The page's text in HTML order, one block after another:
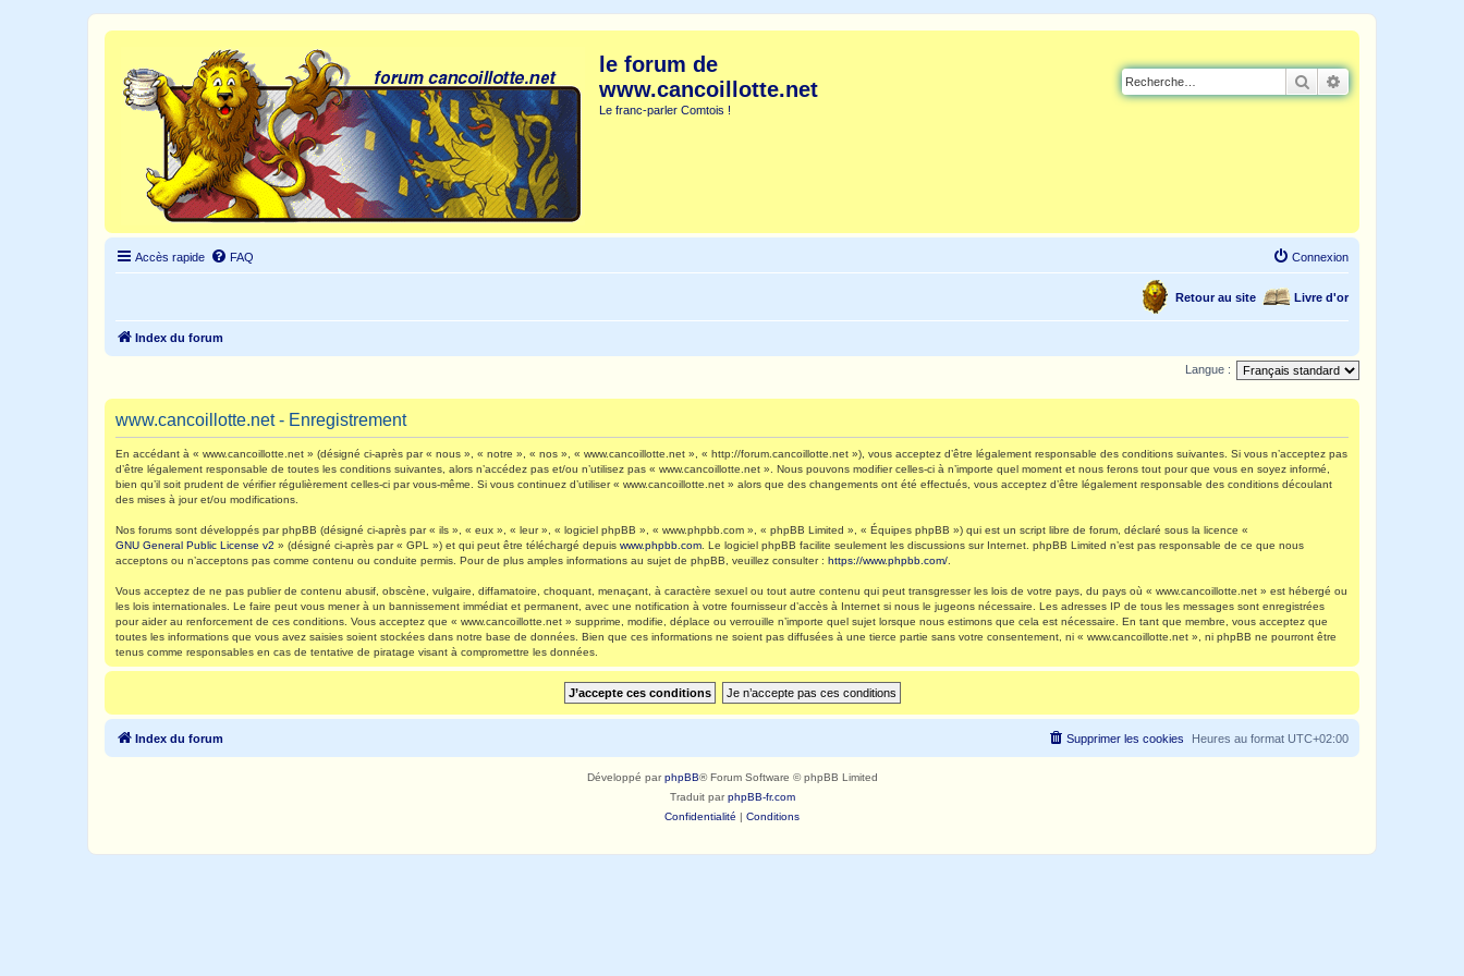
le forum de
www.cancoillotte.net
Le franc-parler Comtois !
Rechercher
Accès rapide FAQ Connexion
Livre d'or
Retour au site
Index du forum
Langue :
www.cancoillotte.net - Enregistrement
En accédant à « www.cancoillotte.net » (désigné ci-après par « nous », « notre », « nos », « www.cancoillotte.net », « http://forum.cancoillotte.net »), vous acceptez d’être légalement responsable des conditions suivantes. Si vous n’acceptez pas
d’être légalement responsable de toutes les conditions suivantes, alors n’accédez pas et/ou n’utilisez pas « www.cancoillotte.net ». Nous pouvons modifier celles-ci à n’importe quel moment et nous ferons tout pour que vous en soyez informé,
bien qu’il soit prudent de vérifier régulièrement celles-ci par vous-même. Si vous continuez d’utiliser « www.cancoillotte.net » alors que des changements ont été effectués, vous acceptez d’être légalement responsable des conditions découlant
des mises à jour et/ou modifications.
Nos forums sont développés par phpBB (désigné ci-après par « ils », « eux », « leur », « logiciel phpBB », « www.phpbb.com », « phpBB Limited », « Équipes phpBB ») qui est un script libre de forum, déclaré sous la licence «
GNU General Public License v2 » (désigné ci-après par « GPL ») et qui peut être téléchargé depuis www.phpbb.com . Le logiciel phpBB facilite seulement les discussions sur Internet. phpBB Limited n’est pas responsable de ce que nous
acceptons ou n’acceptons pas comme contenu ou conduite permis. Pour de plus amples informations au sujet de phpBB, veuillez consulter : https://www.phpbb.com/
Vous acceptez de ne pas publier de contenu abusif, obscène, vulgaire, diffamatoire, choquant, menaçant, à caractère sexuel ou tout autre contenu qui peut transgresser les lois de votre pays, du pays où « www.cancoillotte.net » est hébergé ou
les lois internationales. Le faire peut vous mener à un bannissement immédiat et permanent, avec une notification à votre fournisseur d’accès à Internet si nous le jugeons nécessaire. Les adresses IP de tous les messages sont enregistrées
pour aider au renforcement de ces conditions. Vous acceptez que « www.cancoillotte.net » supprime, modifie, déplace ou verrouille n’importe quel sujet lorsque nous estimons que cela est nécessaire. En tant que membre, vous acceptez que
toutes les informations que vous avez saisies soient stockées dans notre base de données. Bien que ces informations ne soient pas diffusées à une tierce partie sans votre consentement, ni « www.cancoillotte.net », ni phpBB ne pourront être
tenus comme responsables en cas de tentative de piratage visant à compromettre les données.
Index du forum Heures au format UTC+02:00
Supprimer les cookies
Développé parphpBB® Forum Software © phpBB Limited
Traduit parphpBB-fr.com
Confidentialité | Conditions